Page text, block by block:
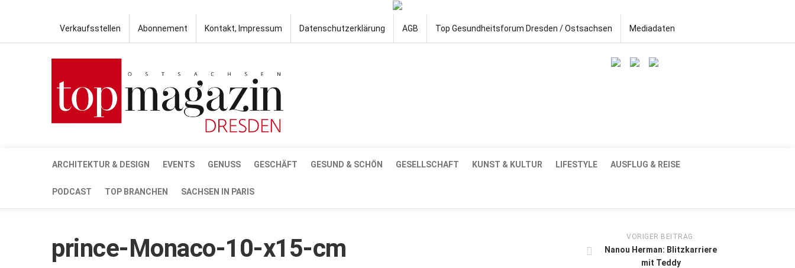
Verkaufsstellen Abonnement Kontakt, Impressum Datenschutzerklärung AGB Top Gesundheitsforum Dresden / Ostsachsen Mediadaten
ARCHITEKTUR & DESIGN EVENTS GENUSS GESCHÄFT GESUND & SCHÖN GESELLSCHAFT KUNST & KULTUR LIFESTYLE AUSFLUG & REISE
PODCAST TOP BRANCHEN SACHSEN IN PARIS
prince-Monaco-10-x15-cm VORIGER BEITRAG:
Nanou Herman: Blitzkarriere
mit Teddy